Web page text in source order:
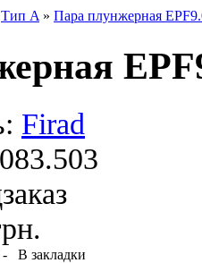
Тип A » Пара плунжерная
Firad
-
В закладки